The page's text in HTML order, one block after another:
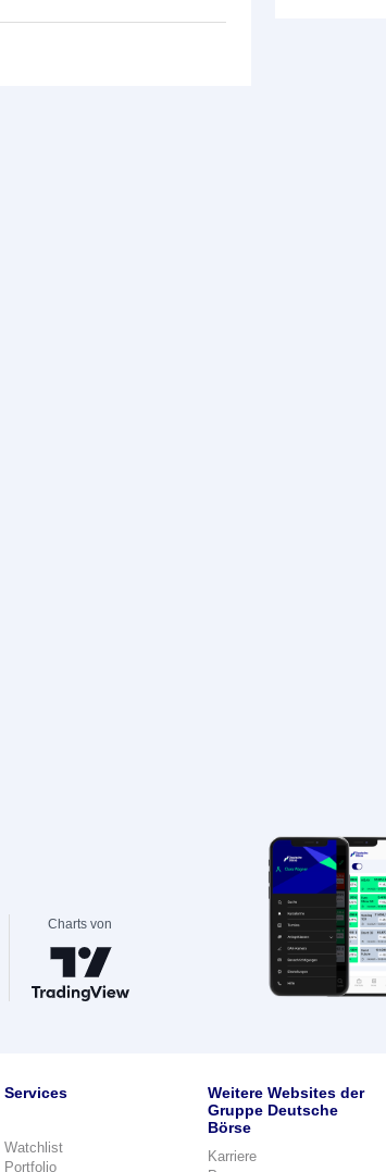
Charts von
Services
Watchlist
Portfolio
Weitere Websites der
Gruppe Deutsche
Börse
Karriere